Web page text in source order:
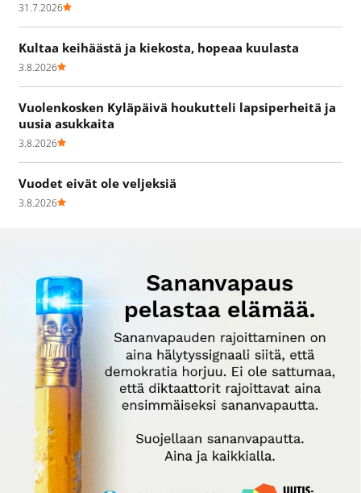
31.7.2026
Kultaa keihäästä ja kiekosta, hopeaa kuulasta
3.8.2026
Vuolenkosken Kyläpäivä houkutteli lapsiperheitä ja
uusia asukkaita
3.8.2026
Vuodet eivät ole veljeksiä
3.8.2026